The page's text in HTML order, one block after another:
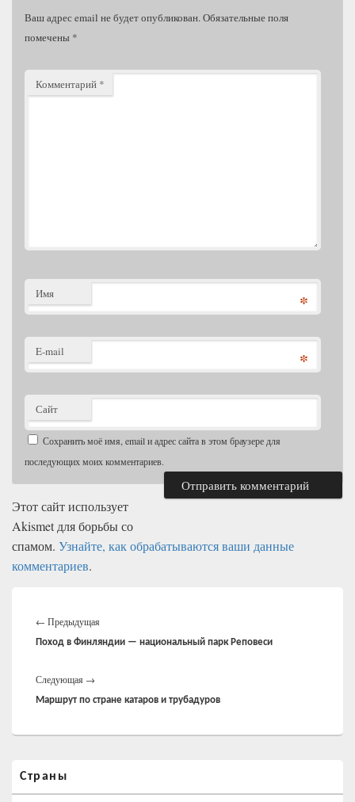
Ваш адрес email не будет опубликован.Обязательные поля
помечены *
Комментарий *
Имя *
E-mail *
Сайт
Сохранить моё имя, email и адрес сайта в этом браузере для
последующих моих комментариев.
Этот сайт использует
Akismet для борьбы со
спамом. Узнайте, как обрабатываются ваши данные
комментариев.
по
записям
← Предыдущая
запись:
Поход в Финляндии — национальный парк Реповеси
Следующая →
запись:
Маршрут по стране катаров и трубадуров
основной
боковой
Страны